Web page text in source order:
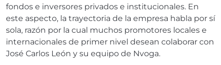
fondos e inversores privados e institucionales. En
este aspecto, la trayectoria de la empresa habla por sí
sola, razón por la cual muchos promotores locales e
internacionales de primer nivel desean colaborar con
José Carlos León y su equipo de Nvoga.